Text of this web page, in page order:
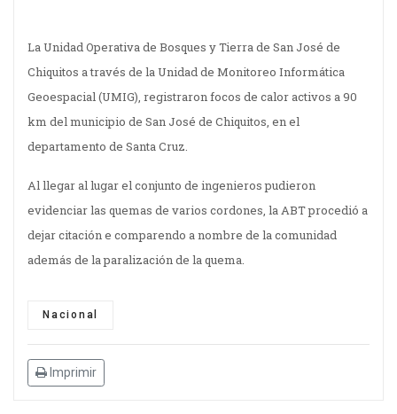
La Unidad Operativa de Bosques y Tierra de San José de
Chiquitos a través de la Unidad de Monitoreo Informática
Geoespacial (UMIG), registraron focos de calor activos a 90
km del municipio de San José de Chiquitos, en el
departamento de Santa Cruz.
Al llegar al lugar el conjunto de ingenieros pudieron
evidenciar las quemas de varios cordones, la ABT procedió a
dejar citación e comparendo a nombre de la comunidad
además de la paralización de la quema.
Nacional
Imprimir